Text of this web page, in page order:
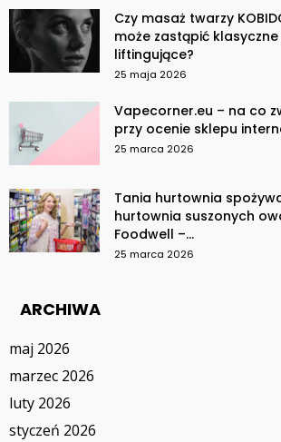
Czy masaż twarzy
może zastąpić
liftingujące?
25 maja 2026
Vapecorner.eu – na co
przy ocenie sklepu
25 marca 2026
Tania hurtownia
hurtownia suszonych
Foodwell –...
25 marca 2026
ARCHIWA
maj 2026
marzec 2026
luty 2026
styczeń 2026